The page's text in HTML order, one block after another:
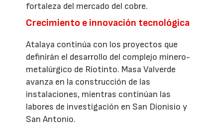
fortaleza del mercado del cobre.
Crecimiento e innovación tecnológica
Atalaya continúa con los proyectos que
definirán el desarrollo del complejo minero-
metalúrgico de Riotinto. Masa Valverde
avanza en la construcción de las
instalaciones, mientras continúan las
labores de investigación en San Dionisio y
San Antonio.